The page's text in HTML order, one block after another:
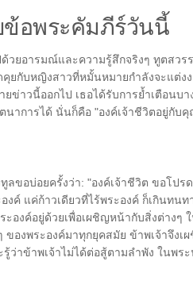
อพระคัมภีร์วันนี้
วยอารมณ์และความรู้สึกจริงๆ ทูตสวร
คุยกับหญิงสาวที่หมั้นหมายกำลังจะแต่ง
ข่าวนี้ออกไป เธอได้รับการย้ำเตือนบ
นาการได้ นั่นก็คือ "องค์เจ้าชีวิตอยู่กับ
ลขอบ่อยครั้งว่า: "องค์เจ้าชีวิต ขอโปร
งค์ แค่ก้าวเดียวที่ไร้พระองค์ ก็เกินทน
ะองค์อยู่ด้วยเพื่อเผชิญหน้ากับสิ่งต่างๆ
ของพระองค์มาทุกยุคสมัย ข้าพเจ้าจึงเ
ว่าข้าพเจ้าไม่ได้ต่อสู้ตามลำพัง ในพร